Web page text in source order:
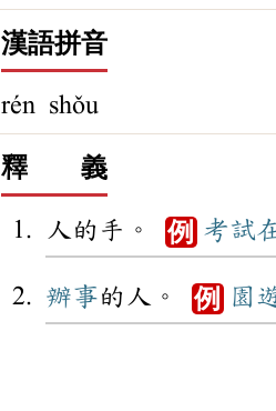
漢語拼音
rén shǒu
釋 義
人的手。 例 考試
辦事的人。 例 園